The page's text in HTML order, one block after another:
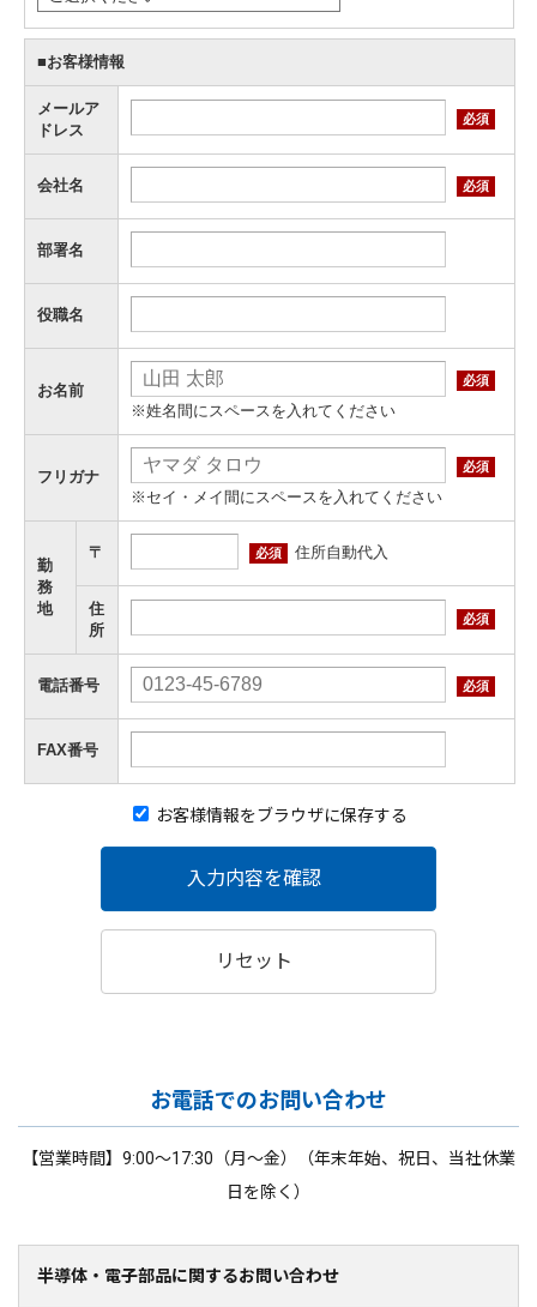
■お客様情報
メールア
ドレス
必須
会社名 必須
部署名
役職名
お名前
必須
※姓名間にスペースを入れてください
フリガナ
必須
※セイ・メイ間にスペースを入れてください
勤
務
地
〒 必須 住所自動代入
住
所
必須
電話番号 必須
FAX番号
お客様情報をブラウザに保存する
入力内容を確認
リセット
お電話でのお問い合わせ
【営業時間】9:00～17:30（月～金）（年末年始、祝日、当社休業
日を除く）
半導体・電子部品に関するお問い合わせ